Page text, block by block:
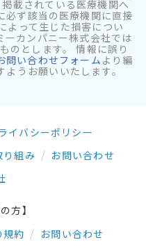
載されている医療機関へ
必ず該当の医療機関に直接
よって生じた損害につい
ーカンパニー株式会社では
のとします。 情報に誤り
問い合わせフォーム より編
うお願いいたします。
イバシーポリシー
り組み
お問い合わせ
方】
規約
お問い合わせ